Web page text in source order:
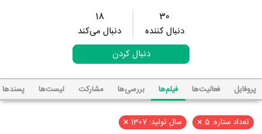
30
دنبال کننده
18
دنبال می‌کند
دنبال کردن
پروفایل فعالیت‌ها فیلم‌ها بررسی‌ها مشارکت لیست‌ها پسند‌ها
تعداد ستاره: 5 × سال تولید: 1307 ×